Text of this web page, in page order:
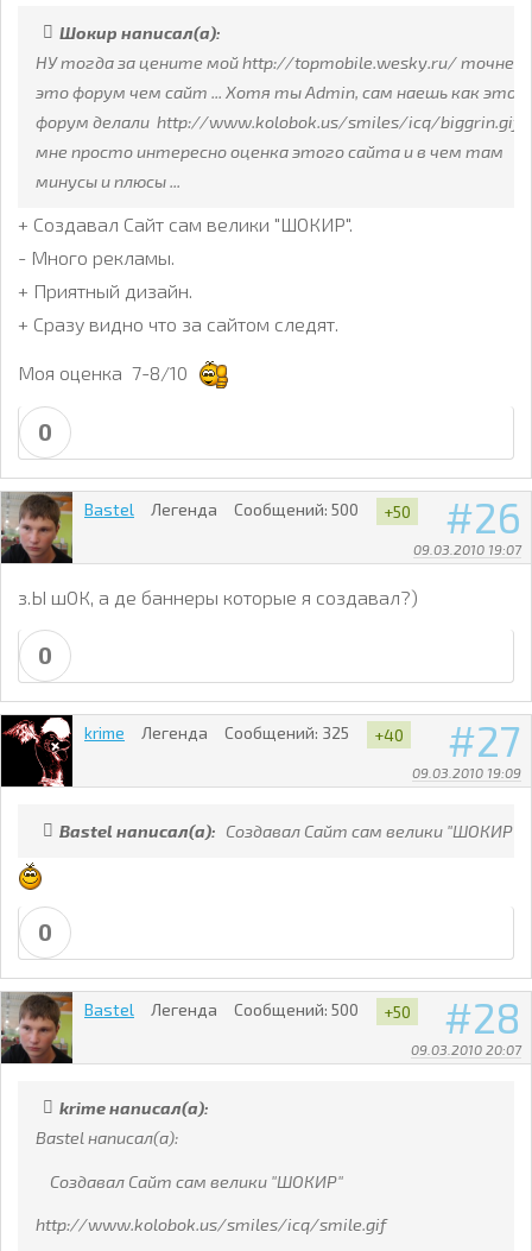
Шокир написал(а):
НУ тогда за цените мой http://topmobile.wesky.ru/ точнее
это форум чем сайт ... Хотя ты Admin, сам наешь как этот
форум делали http://www.kolobok.us/smiles/icq/biggrin.gif
мне просто интересно оценка этого сайта и в чем там
минусы и плюсы ...
+ Создавал Сайт сам велики "ШОКИР".
- Много рекламы.
+ Приятный дизайн.
+ Сразу видно что за сайтом следят.
Моя оценка 7-8/10
0
26
09.03.2010 19:07
Bastel Легенда Сообщений: 500 +50
з.Ы шОК, а де баннеры которые я создавал?)
0
27
09.03.2010 19:09
krime Легенда Сообщений: 325 +40
Bastel написал(а): Создавал Сайт сам велики "ШОКИР"
0
28
09.03.2010 20:07
Bastel Легенда Сообщений: 500 +50
krime написал(а):
Bastel написал(а):
Создавал Сайт сам велики "ШОКИР"
http://www.kolobok.us/smiles/icq/smile.gif